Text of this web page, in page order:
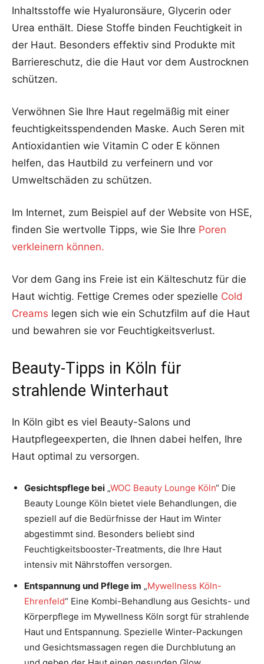
Inhaltsstoffe wie Hyaluronsäure, Glycerin oder
Urea enthält. Diese Stoffe binden Feuchtigkeit in
der Haut. Besonders effektiv sind Produkte mit
Barriereschutz, die die Haut vor dem Austrocknen
schützen.
Verwöhnen Sie Ihre Haut regelmäßig mit einer
feuchtigkeitsspendenden Maske. Auch Seren mit
Antioxidantien wie Vitamin C oder E können
helfen, das Hautbild zu verfeinern und vor
Umweltschäden zu schützen.
Im Internet, zum Beispiel auf der Website von HSE,
finden Sie wertvolle Tipps, wie Sie Ihre Poren
verkleinern können.
Vor dem Gang ins Freie ist ein Kälteschutz für die
Haut wichtig. Fettige Cremes oder spezielle Cold
Creams legen sich wie ein Schutzfilm auf die Haut
und bewahren sie vor Feuchtigkeitsverlust.
Beauty-Tipps in Köln für
strahlende Winterhaut
In Köln gibt es viel Beauty-Salons und
Hautpflegeexperten, die Ihnen dabei helfen, Ihre
Haut optimal zu versorgen.
Gesichtspflege bei „WOC Beauty Lounge Köln“ Die
Beauty Lounge Köln bietet viele Behandlungen, die
speziell auf die Bedürfnisse der Haut im Winter
abgestimmt sind. Besonders beliebt sind
Feuchtigkeitsbooster-Treatments, die Ihre Haut
intensiv mit Nährstoffen versorgen.
Entspannung und Pflege im „Mywellness Köln-
Ehrenfeld“ Eine Kombi-Behandlung aus Gesichts- und
Körperpflege im Mywellness Köln sorgt für strahlende
Haut und Entspannung. Spezielle Winter-Packungen
und Gesichtsmassagen regen die Durchblutung an